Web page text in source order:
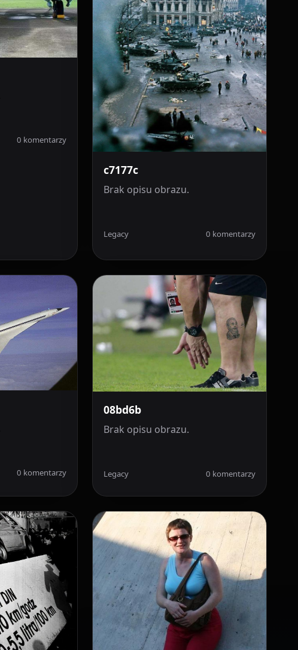
0 komentarzy
c7177c
Brak opisu obrazu.
Legacy 0 komentarzy
0 komentarzy
08bd6b
Brak opisu obrazu.
Legacy 0 komentarzy